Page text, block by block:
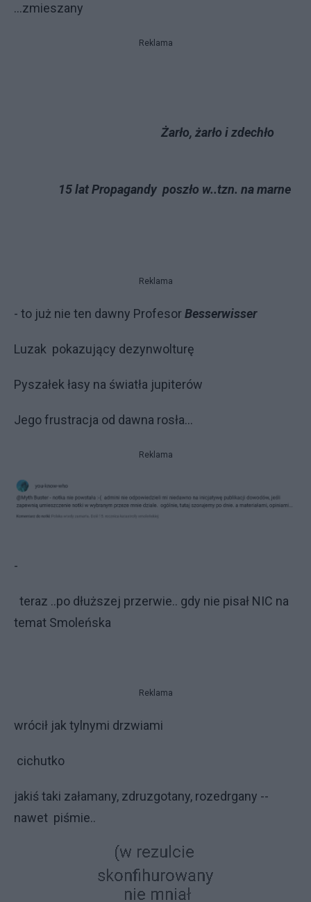
...zmieszany
Reklama
Żarło, żarło i zdechło
15 lat Propagandy poszło w..tzn. na marne
Reklama
- to już nie ten dawny ProfesorBesserwisser
Luzak pokazujący dezynwolturę
Pyszałek łasy na światła jupiterów
Jego frustracja od dawna rosła...
Reklama
-
teraz ..po dłuższej przerwie.. gdy nie pisał NIC na
temat Smoleńska
Reklama
wrócił jak tylnymi drzwiami
cichutko
jakiś taki załamany, zdruzgotany, rozedrgany --
nawet piśmie..